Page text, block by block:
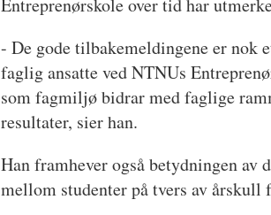
- De gode tilbakemeldingene er nok
faglig ansatte ved NTNUs
som fagmiljø bidrar med faglige
resultater, sier han.
Han framhever også betydningen
mellom studenter på tvers av